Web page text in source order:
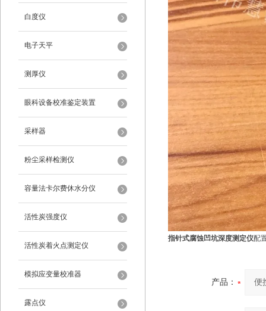
白度仪
电子天平
测厚仪
眼科设备校准鉴定装置
采样器
粉尘采样检测仪
容量法卡尔费休水分仪
活性炭强度仪
活性炭着火点测定仪
模拟应变量校准器
露点仪
指针式腐蚀凹坑深度测定仪配
产品：